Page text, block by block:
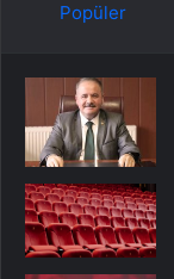
Popüler